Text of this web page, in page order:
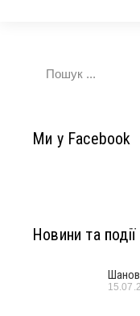
Ми у Facebook
Новини та події